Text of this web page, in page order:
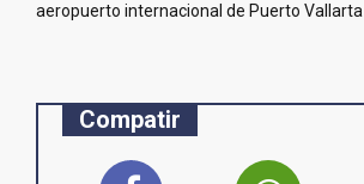
aeropuerto internacional de Puerto Vallarta
Compatir